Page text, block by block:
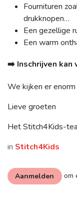
Fournituren
drukknopen…
Een gezellige
Een warm
➡️ Inschrijven kan
We kijken er
Lieve groeten
Het Stitch4Kids-
in Stitch4Kids
Aanmelden om